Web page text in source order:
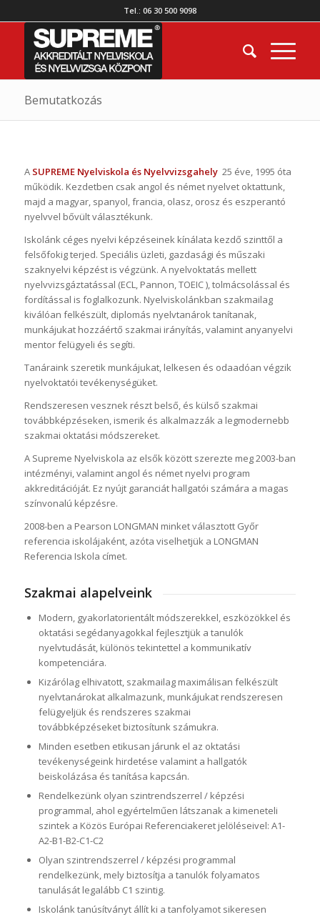
Tel.: 06 30 500 9098
Bemutatkozás
A SUPREME Nyelviskola és Nyelvvizsgahely25 éve, 1995 óta
működik. Kezdetben csak angol és német nyelvet oktattunk,
majd a magyar, spanyol, francia, olasz, orosz és eszperantó
nyelvvel bővült választékunk.
Iskolánk céges nyelvi képzéseinek kínálata kezdő szinttől a
felsőfokig terjed. Speciális üzleti, gazdasági és műszaki
szaknyelvi képzést is végzünk. A nyelvoktatás mellett
nyelvvizsgáztatással (ECL, Pannon, TOEIC ), tolmácsolással és
fordítással is foglalkozunk. Nyelviskolánkban szakmailag
kiválóan felkészült, diplomás nyelvtanárok tanítanak,
munkájukat hozzáértő szakmai irányítás, valamint anyanyelvi
mentor felügyeli és segíti.
Tanáraink szeretik munkájukat, lelkesen és odaadóan végzik
nyelvoktatói tevékenységüket.
Rendszeresen vesznek részt belső, és külső szakmai
továbbképzéseken, ismerik és alkalmazzák a legmodernebb
szakmai oktatási módszereket.
A Supreme Nyelviskola az elsők között szerezte meg 2003-ban
intézményi, valamint angol és német nyelvi program
akkreditációját. Ez nyújt garanciát hallgatói számára a magas
színvonalú képzésre.
2008-ben a Pearson LONGMAN minket választott Győr
referencia iskolájaként, azóta viselhetjük a LONGMAN
Referencia Iskola címet.
Szakmai alapelveink
Modern, gyakorlatorientált módszerekkel, eszközökkel és
oktatási segédanyagokkal fejlesztjük a tanulók
nyelvtudását, különös tekintettel a kommunikatív
kompetenciára.
Kizárólag elhivatott, szakmailag maximálisan felkészült
nyelvtanárokat alkalmazunk, munkájukat rendszeresen
felügyeljük és rendszeres szakmai
továbbképzéseket biztosítunk számukra.
Minden esetben etikusan járunk el az oktatási
tevékenységeink hirdetése valamint a hallgatók
beiskolázása és tanítása kapcsán.
Rendelkezünk olyan szintrendszerrel / képzési
programmal, ahol egyértelműen látszanak a kimeneteli
szintek a Közös Európai Referenciakeret jelöléseivel: A1-
A2-B1-B2-C1-C2
Olyan szintrendszerrel / képzési programmal
rendelkezünk, mely biztosítja a tanulók folyamatos
tanulását legalább C1 szintig.
Iskolánk tanúsítványt állít ki a tanfolyamot sikeresen